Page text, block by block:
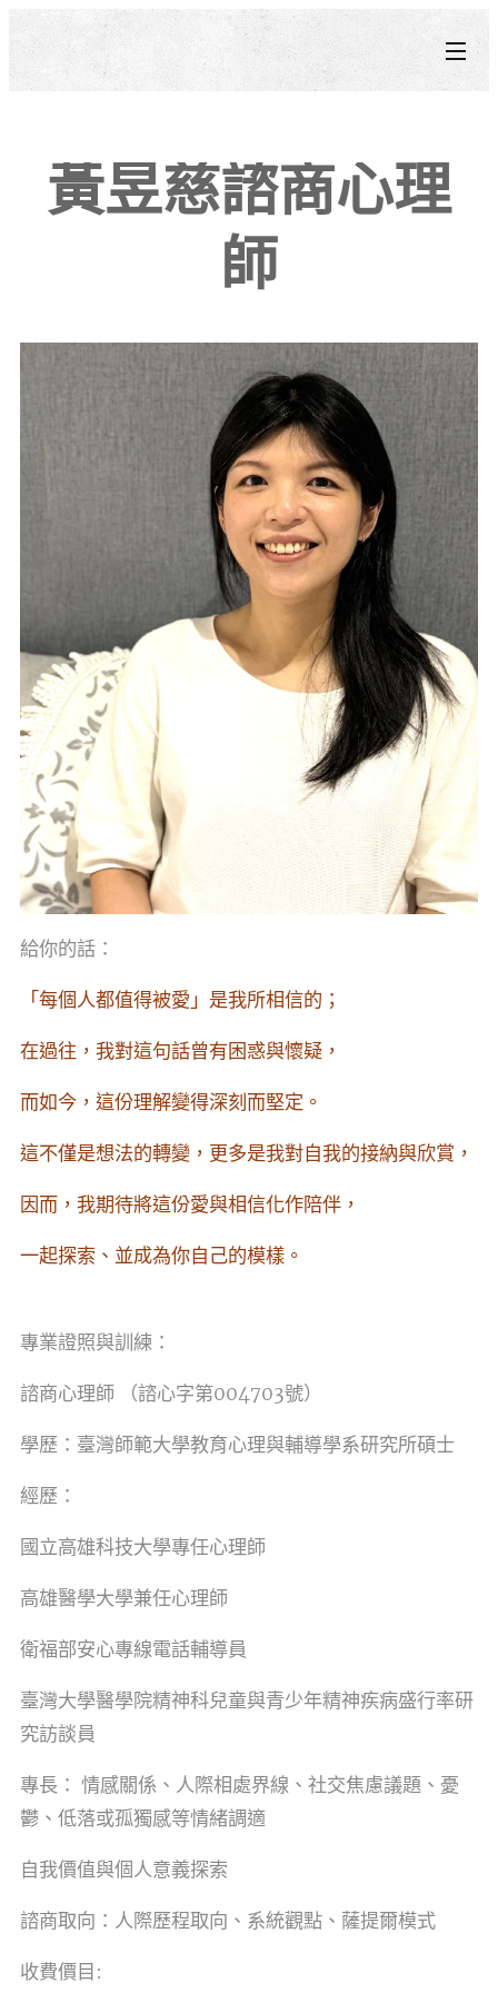
黃昱慈諮商心理
師
給你的話：
「每個人都值得被愛」是我所相信的；
在過往，我對這句話曾有困惑與懷疑，
而如今，這份理解變得深刻而堅定。
這不僅是想法的轉變，更多是我對自我的接納與欣賞，
因而，我期待將這份愛與相信化作陪伴，
一起探索、並成為你自己的模樣。
專業證照與訓練：
諮商心理師 （諮心字第004703號）
學歷： 臺灣師範大學教育心理與輔導學系研究所碩士
經歷：
國立高雄科技大學專任心理師
高雄醫學大學兼任心理師
衛福部安心專線電話輔導員
臺灣大學醫學院精神科兒童與青少年精神疾病盛行率研
究訪談員
專長： 情感關係、人際相處界線、社交焦慮議題、憂
鬱、低落或孤獨感等情緒調適
自我價值與個人意義探索
諮商取向： 人際歷程取向、系統觀點、薩提爾模式
收費價目: